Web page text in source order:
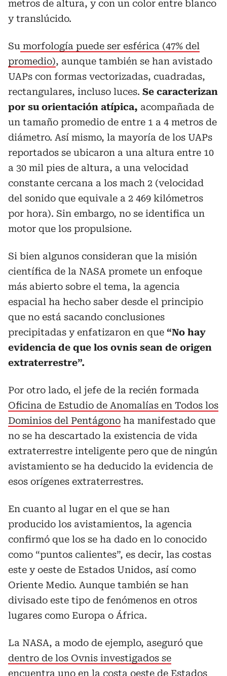
metros de altura, y con un color entre blanco
y translúcido.
Su morfología puede ser esférica (47% del
promedio), aunque también se han avistado
UAPs con formas vectorizadas, cuadradas,
rectangulares, incluso luces. Se caracterizan
por su orientación atípica, acompañada de
un tamaño promedio de entre 1 a 4 metros de
diámetro. Así mismo, la mayoría de los UAPs
reportados se ubicaron a una altura entre 10
a 30 mil pies de altura, a una velocidad
constante cercana a los mach 2 (velocidad
del sonido que equivale a 2 469 kilómetros
por hora). Sin embargo, no se identifica un
motor que los propulsione.
Si bien algunos consideran que la misión
científica de la NASA promete un enfoque
más abierto sobre el tema, la agencia
espacial ha hecho saber desde el principio
que no está sacando conclusiones
precipitadas y enfatizaron en que “No hay
evidencia de que los ovnis sean de origen
extraterrestre”.
Por otro lado, el jefe de la recién formada
Oficina de Estudio de Anomalías en Todos los
Dominios del Pentágono ha manifestado que
no se ha descartado la existencia de vida
extraterrestre inteligente pero que de ningún
avistamiento se ha deducido la evidencia de
esos orígenes extraterrestres.
En cuanto al lugar en el que se han
producido los avistamientos, la agencia
confirmó que los se ha dado en lo conocido
como “puntos calientes”, es decir, las costas
este y oeste de Estados Unidos, así como
Oriente Medio. Aunque también se han
divisado este tipo de fenómenos en otros
lugares como Europa o África.
La NASA, a modo de ejemplo, aseguró que
dentro de los Ovnis investigados se
encuentra uno en la costa oeste de Estados